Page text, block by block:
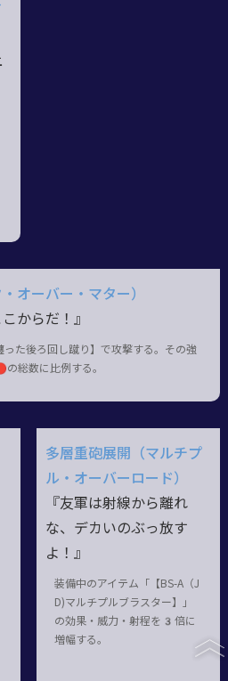
オーバー・マター）
からだ！』
た後ろ回し蹴り】で攻撃する。その強
総数に比例する。
多層重砲展開（マルチプ
ル・オーバーロード）
『友軍は射線から離れ
な、デカいのぶっ放す
よ！』
装備中のアイテム「【BS-A（J
D)マルチプルブラスター】」
の効果・威力・射程を3倍に
増幅する。